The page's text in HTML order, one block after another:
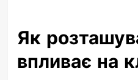
Як
впливає на